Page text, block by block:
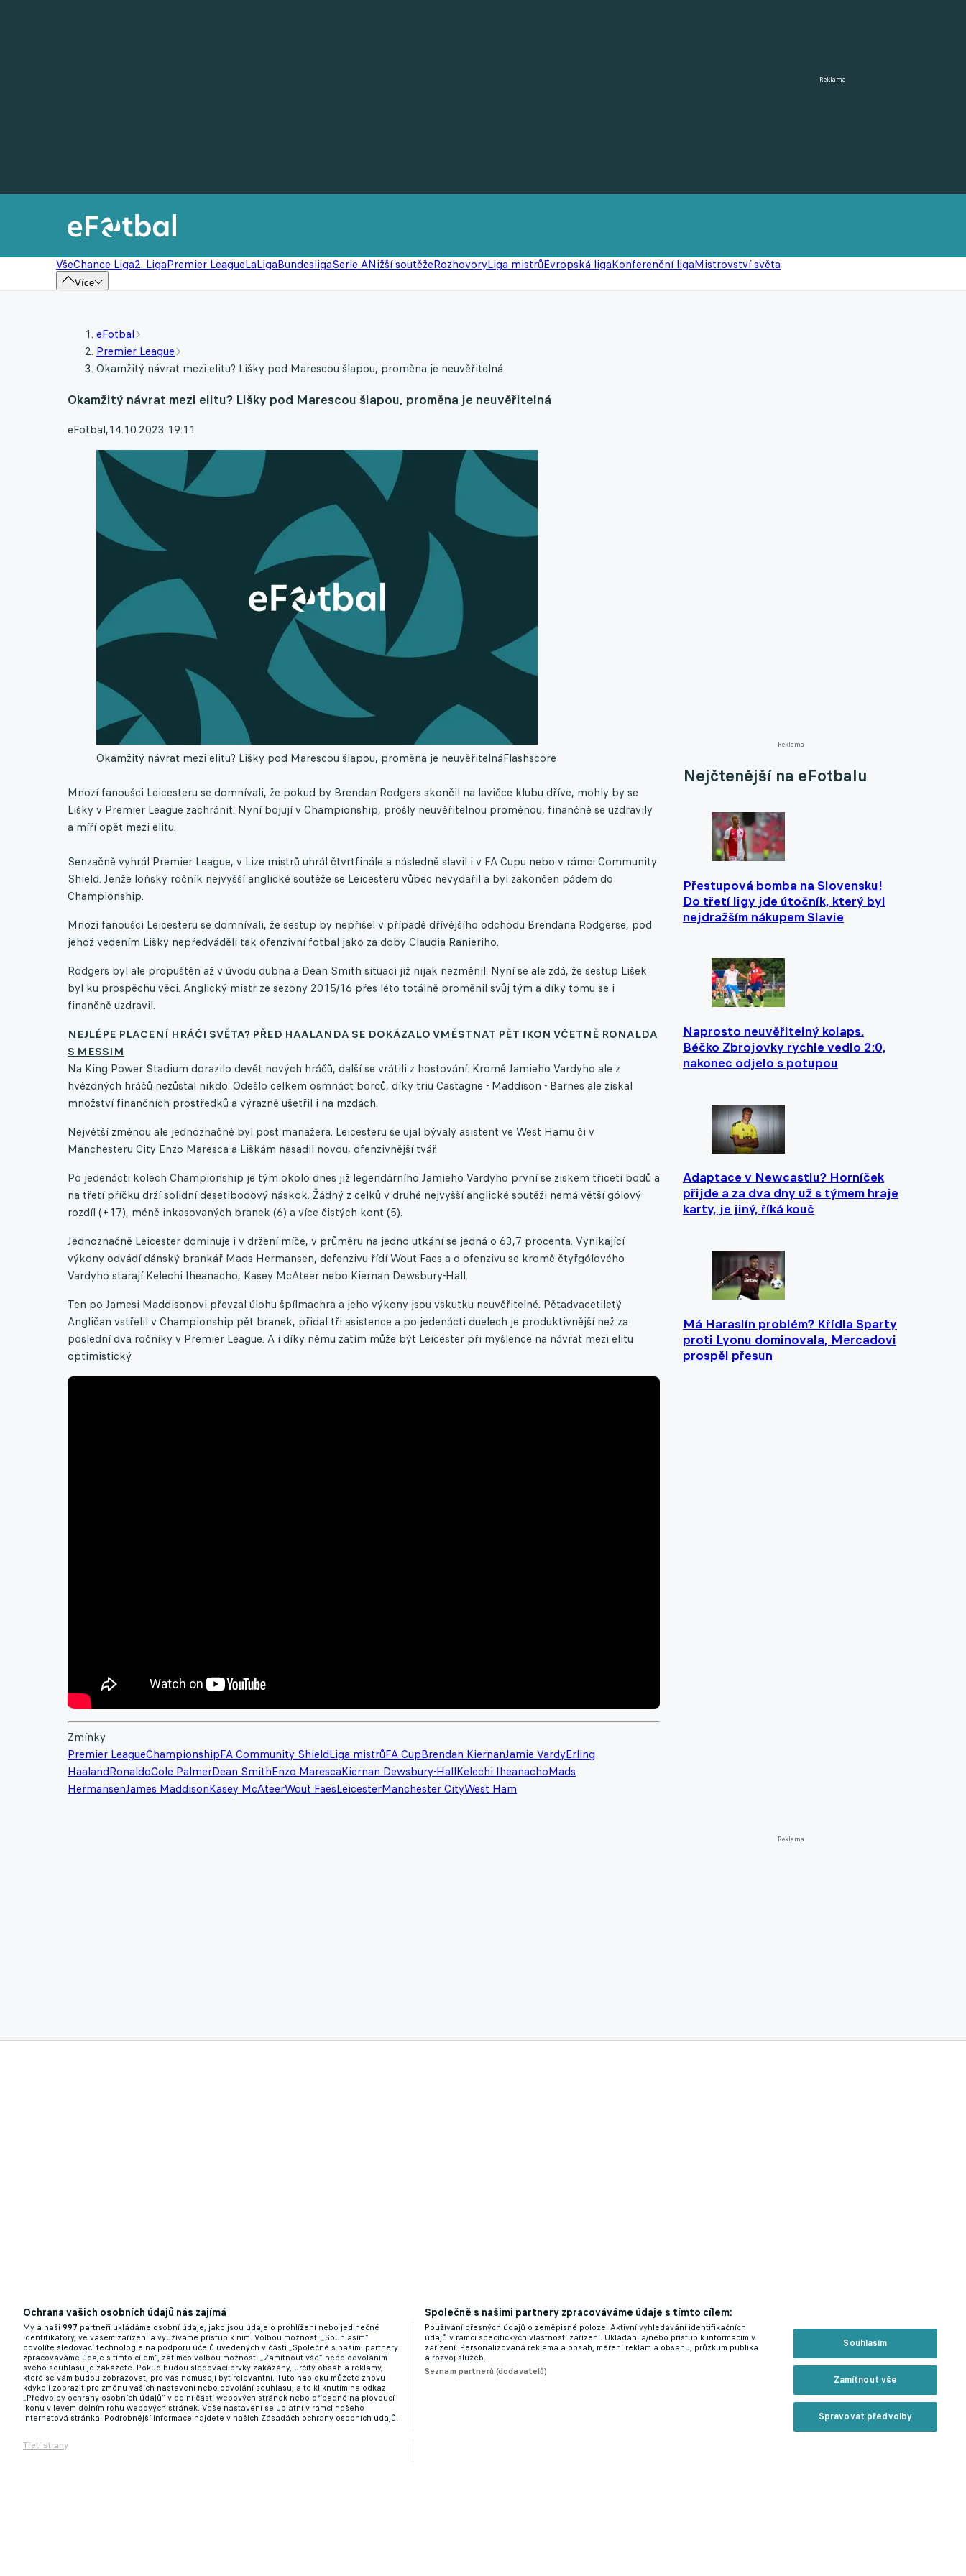
Reklama
VšeChance Liga2. LigaPremier LeagueLaLigaBundesligaSerie ANižší soutěžeRozhovoryLiga mistrůEvropská ligaKonferenční ligaMistrovství světa
Více
Reklama
Nejčtenější na eFotbalu
Přestupová bomba na Slovensku!
Do třetí ligy jde útočník, který byl
nejdražším nákupem Slavie
Naprosto neuvěřitelný kolaps.
Béčko Zbrojovky rychle vedlo 2:0,
nakonec odjelo s potupou
Adaptace v Newcastlu? Horníček
přijde a za dva dny už s týmem hraje
karty, je jiný, říká kouč
Má Haraslín problém? Křídla Sparty
proti Lyonu dominovala, Mercadovi
prospěl přesun
Reklama
eFotbal
Premier League
Okamžitý návrat mezi elitu? Lišky pod Marescou šlapou, proměna je neuvěřitelná
Okamžitý návrat mezi elitu? Lišky pod Marescou šlapou, proměna je neuvěřitelná
eFotbal,14.10.2023 19:11
Okamžitý návrat mezi elitu? Lišky pod Marescou šlapou, proměna je neuvěřitelnáFlashscore
Mnozí fanoušci Leicesteru se domnívali, že pokud by Brendan Rodgers skončil na lavičce klubu dříve, mohly by se
Lišky v Premier League zachránit. Nyní bojují v Championship, prošly neuvěřitelnou proměnou, finančně se uzdravily
a míří opět mezi elitu.
Senzačně vyhrál Premier League, v Lize mistrů uhrál čtvrtfinále a následně slavil i v FA Cupu nebo v rámci Community
Shield. Jenže loňský ročník nejvyšší anglické soutěže se Leicesteru vůbec nevydařil a byl zakončen pádem do
Championship.
Mnozí fanoušci Leicesteru se domnívali, že sestup by nepřišel v případě dřívějšího odchodu Brendana Rodgerse, pod
jehož vedením Lišky nepředváděli tak ofenzivní fotbal jako za doby Claudia Ranieriho.
Rodgers byl ale propuštěn až v úvodu dubna a Dean Smith situaci již nijak nezměnil. Nyní se ale zdá, že sestup Lišek
byl ku prospěchu věci. Anglický mistr ze sezony 2015/16 přes léto totálně proměnil svůj tým a díky tomu se i
finančně uzdravil.
NEJLÉPE PLACENÍ HRÁČI SVĚTA? PŘED HAALANDA SE DOKÁZALO VMĚSTNAT PĚT IKON VČETNĚ RONALDA
S MESSIM
Na King Power Stadium dorazilo devět nových hráčů, další se vrátili z hostování. Kromě Jamieho Vardyho ale z
hvězdných hráčů nezůstal nikdo. Odešlo celkem osmnáct borců, díky triu Castagne - Maddison - Barnes ale získal
množství finančních prostředků a výrazně ušetřil i na mzdách.
Největší změnou ale jednoznačně byl post manažera. Leicesteru se ujal bývalý asistent ve West Hamu či v
Manchesteru City Enzo Maresca a Liškám nasadil novou, ofenzivnější tvář.
Po jedenácti kolech Championship je tým okolo dnes již legendárního Jamieho Vardyho první se ziskem třiceti bodů a
na třetí příčku drží solidní desetibodový náskok. Žádný z celků v druhé nejvyšší anglické soutěži nemá větší gólový
rozdíl (+17), méně inkasovaných branek (6) a více čistých kont (5).
Jednoznačně Leicester dominuje i v držení míče, v průměru na jedno utkání se jedná o 63,7 procenta. Vynikající
výkony odvádí dánský brankář Mads Hermansen, defenzivu řídí Wout Faes a o ofenzivu se kromě čtyřgólového
Vardyho starají Kelechi Iheanacho, Kasey McAteer nebo Kiernan Dewsbury-Hall.
Ten po Jamesi Maddisonovi převzal úlohu špílmachra a jeho výkony jsou vskutku neuvěřitelné. Pětadvacetiletý
Angličan vstřelil v Championship pět branek, přidal tři asistence a po jedenácti duelech je produktivnější než za
poslední dva ročníky v Premier League. A i díky němu zatím může být Leicester při myšlence na návrat mezi elitu
optimistický.
Zmínky
Premier LeagueChampionshipFA Community ShieldLiga mistrůFA CupBrendan KiernanJamie VardyErling
HaalandRonaldoCole PalmerDean SmithEnzo MarescaKiernan Dewsbury-HallKelechi IheanachoMads
HermansenJames MaddisonKasey McAteerWout FaesLeicesterManchester CityWest Ham
Ochrana vašich osobních údajů nás zajímá
My a naši 997 partneři ukládáme osobní údaje, jako jsou údaje o prohlížení nebo jedinečné
identifikátory, ve vašem zařízení a využíváme přístup k nim. Volbou možnosti „Souhlasím“
povolíte sledovací technologie na podporu účelů uvedených v části „Společně s našimi partnery
zpracováváme údaje s tímto cílem“, zatímco volbou možnosti „Zamítnout vše“ nebo odvoláním
svého souhlasu je zakážete. Pokud budou sledovací prvky zakázány, určitý obsah a reklamy,
které se vám budou zobrazovat, pro vás nemusejí být relevantní. Tuto nabídku můžete znovu
kdykoli zobrazit pro změnu vašich nastavení nebo odvolání souhlasu, a to kliknutím na odkaz
„Předvolby ochrany osobních údajů“ v dolní části webových stránek nebo případně na plovoucí
ikonu v levém dolním rohu webových stránek. Vaše nastavení se uplatní v rámci našeho
Internetová stránka. Podrobnější informace najdete v našich Zásadách ochrany osobních údajů.
Třetí strany
Společně s našimi partnery zpracováváme údaje s tímto cílem:
Používání přesných údajů o zeměpisné poloze. Aktivní vyhledávání identifikačních
údajů v rámci specifických vlastností zařízení. Ukládání a/nebo přístup k informacím v
zařízení. Personalizovaná reklama a obsah, měření reklam a obsahu, průzkum publika
a rozvoj služeb.
Seznam partnerů (dodavatelů)
Souhlasím
Zamítnout vše
Spravovat předvolby